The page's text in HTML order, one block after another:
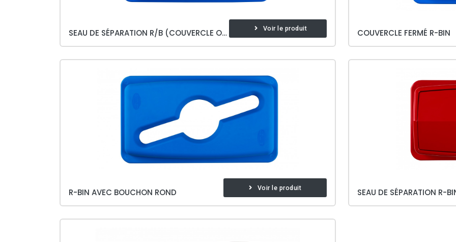
SEAU DE SÉPARATION R/B (COUVERCLE OUVERT) Voir le produit COUVERCLE FERMÉ R-BIN
R-BIN AVEC BOUCHON ROND Voir le produit